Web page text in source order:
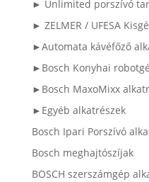
► Unlimited porszívó
► ZELMER / UFESA
►Automata kávéfőző
►Bosch Konyhai
►Bosch MaxoMixx
►Egyéb alkatrészek
Bosch Ipari Porszívó
Bosch meghajtószíjak
BOSCH szerszámgép